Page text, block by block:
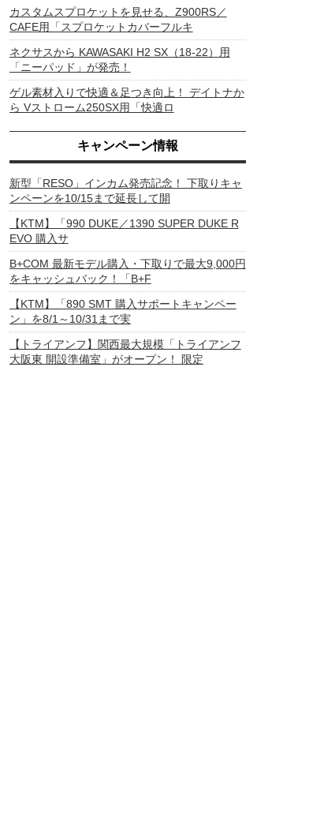
カスタムスプロケットを見せる、Z900RS／
CAFE用「スプロケットカバーフルキ
ネクサスから KAWASAKI H2 SX（18-22）用
「ニーパッド」が発売！
ゲル素材入りで快適＆足つき向上！ デイトナか
ら Vストローム250SX用「快適ロ
キャンペーン情報
新型「RESO」インカム発売記念！ 下取りキャ
ンペーンを10/15まで延長して開
【KTM】「990 DUKE／1390 SUPER DUKE R
EVO 購入サ
B+COM 最新モデル購入・下取りで最大9,000円
をキャッシュバック！「B+F
【KTM】「890 SMT 購入サポートキャンペー
ン」を8/1～10/31まで実
【トライアンフ】関西最大規模「トライアンフ
大阪東 開設準備室」がオープン！ 限定